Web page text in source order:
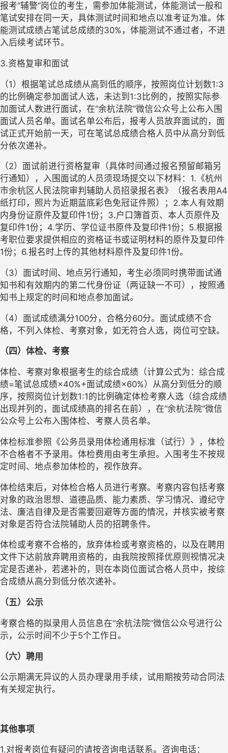
报考“辅警”岗位的考生，需参加体能测试，体能测试一般和
笔试安排在同一天，具体测试时间和地点以准考证为准。体
能测试成绩占笔试总成绩的30%，体能测试不通过者，不进
入后续考试环节。
3.资格复审和面试
（1）根据笔试总成绩从高到低的顺序，按照岗位计划数1:3
的比例确定参加面试人选，未达到1:3比例的，按照实际参
加面试人数进行面试，在“余杭法院”微信公众号上公布入围
面试人员名单。面试名单公布后，报考人员放弃面试的，面
试正式开始前一天，可在笔试总成绩合格人员中从高分到低
分依次递补。
（2）面试前进行资格复审（具体时间通过报名预留邮箱另
行通知），入围面试的人员须现场提交以下材料：1.《杭州
市余杭区人民法院审判辅助人员招录报名表》（报名表用A4
纸打印，照片为近期蓝底彩色免冠证件照）；2.本人有效期
内身份证原件及复印件1份；3.户口簿首页、本人页原件及
复印件1份；4.学历、学位证书原件及复印件1份；5.根据报
考职位要求提供相应的资格证书或证明材料的原件及复印件
1份；6.报名时上传的其他材料原件及复印件1份。
（3）面试时间、地点另行通知，考生必须同时携带面试通
知书和有效期内的第二代身份证（两证缺一不可），按照通
知书上规定的时间和地点参加面试。
（4）面试成绩满分100分，合格分60分。面试成绩不合
格，不列入体检、考察对象，如无符合人选，岗位可空缺。
（四）体检、考察
体检、考察对象根据考生的综合成绩（计算公式为：综合成
绩=笔试总成绩×40%+面试成绩×60%）从高分到低分的顺
序，按照岗位计划数1:1的比例确定体检考察人选（综合成绩
出现并列的，面试成绩高的排名在前），在“余杭法院”微信
公众号上公布入围体检、考察人员名单。
体检标准参照《公务员录用体检通用标准（试行）》，体检
不合格者不予录用。体检费用由考生承担。入围考生不按规
定时间、地点参加体检的，视作放弃。
体检结束后，对体检合格人员进行考察。考察内容包括考察
对象的政治思想、道德品质、能力素质、学习情况、遵纪守
法、廉洁自律及是否需要回避等方面的情况，并核实被考察
对象是否符合法院辅助人员的招聘条件。
体检或考察不合格的，放弃体检或考察资格的，以及在聘用
文件下达前放弃聘用资格的，由我院按照择优原则视情况决
定是否递补，若递补的，则在本岗位面试合格人员中，按综
合成绩从高分到低分依次递补。
（五）公示
考察合格的拟录用人员信息在“余杭法院”微信公众号进行公
示，公示时间不少于5个工作日。
（六）聘用
公示期满无异议的人员办理录用手续，试用期按劳动合同法
有关规定执行。
其他事项
1.对报考岗位有疑问的请按咨询电话联系。咨询电话：